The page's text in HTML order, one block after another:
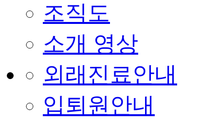
조직도
소개 영상
외래진료안내
입퇴원안내